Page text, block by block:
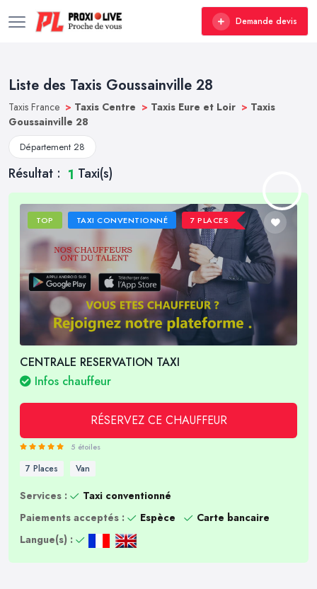
Demande devis
Liste des Taxis Goussainville 28
Taxis France > Taxis Centre > Taxis Eure et Loir > Taxis
Goussainville 28
Département 28
Résultat : 1 Taxi(s)
TOP TAXI CONVENTIONNÉ 7 PLACES
CENTRALE RESERVATION TAXI
Infos chauffeur
RÉSERVEZ CE CHAUFFEUR
5 étoiles
7 Places Van
Services :
Taxi conventionné
Paiements acceptés :
Espèce
Carte bancaire
Langue(s) :